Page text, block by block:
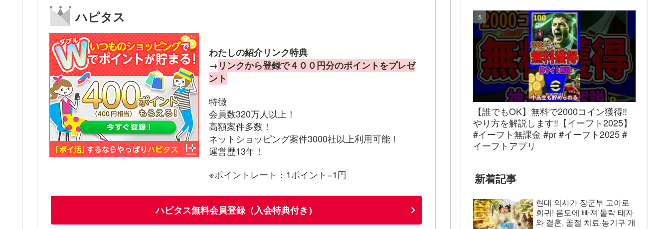
ハピタス
わたしの紹介リンク特典
→ リンクから登録で４００円分のポイントをプレゼ
ント
特徴
会員数320万人以上！
高額案件多数！
ネットショッピング案件3000社以上利用可能！
運営歴13年！
※ポイントレート：1ポイント=1円
ハピタス無料会員登録（入会特典付き）
【誰でもOK】無料で2000コイン獲得‼︎
やり方を解説します‼︎【イーフト2025】
#イーフト無課金 #pr #イーフト2025 #
イーフトアプリ
新着記事
현대 의사가 장군부 고아로
회귀! 음모에 빠져 몰락 태자
와 결혼, 골절 치료·농기구 개